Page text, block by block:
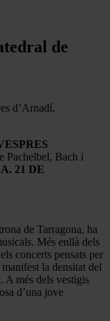
de
d’Arnadí,
Pachelbel, Bach i
21 DE
de Tarragona, ha
Més enllà dels
concerts pensats per
la densitat del
A més dels vestigis
d’una jove